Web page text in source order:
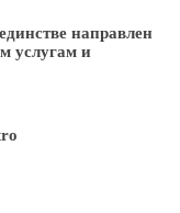
направлен
услугам и